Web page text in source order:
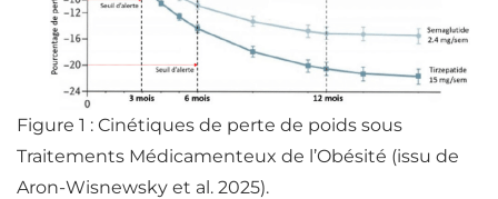
Figure 1 : Cinétiques de perte de poids sous
Traitements Médicamenteux de l’Obésité (issu de
Aron-Wisnewsky et al. 2025).